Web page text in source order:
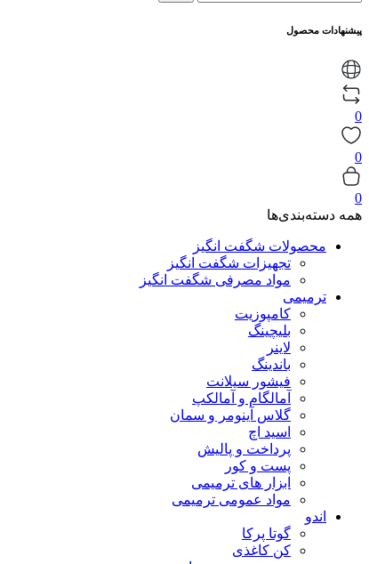
پیشنهادات محصول
0
0
0
همه دسته‌بندی‌ها
محصولات شگفت انگیز
تجهیزات شگفت انگیز
مواد مصرفی شگفت انگیز
ترمیمی
کامپوزیت
بلیچینگ
لاینر
باندینگ
فیشور سیلانت
آمالگام و آمالکپ
گلاس آینومر و سمان
اسید اچ
پرداخت و پالیش
پست و کور
ابزار های ترمیمی
مواد عمومی ترمیمی
اندو
گوتا پرکا
کن کاغذی